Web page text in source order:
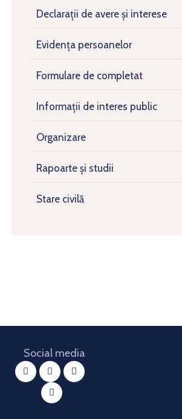
Declarații de avere și interese
Evidența persoanelor
Formulare de completat
Informații de interes public
Organizare
Rapoarte și studii
Stare civilă
Social media